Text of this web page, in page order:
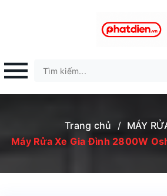
Trang chủ / MÁY
Máy Rửa Xe Gia Đình 2800W